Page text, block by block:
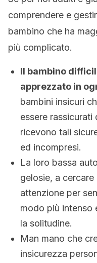
comprendere e
bambino che ha
più complicato.
Il bambino
apprezzato in
bambini insicuri
essere rassicurati
ricevono tali
ed incompresi.
La loro bassa
gelosie, a
attenzione per
modo più intenso
la solitudine.
Man mano che
insicurezza